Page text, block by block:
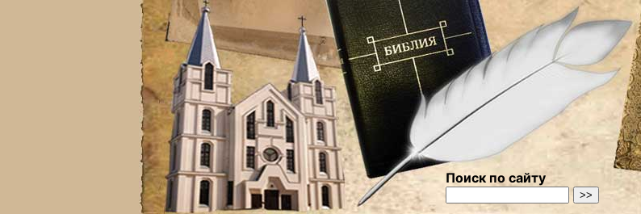
Поиск по сайту